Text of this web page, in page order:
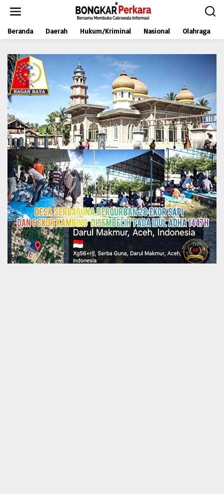
t
Beranda Daerah Hukum/Kriminal Nasional Olahraga